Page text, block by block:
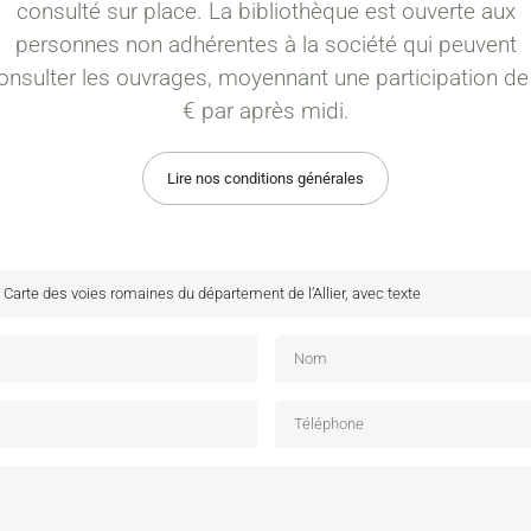
consulté sur place. La bibliothèque est ouverte aux
personnes non adhérentes à la société qui peuvent
les ouvrages, moyennant une participation
€ par après midi.
Lire nos conditions générales